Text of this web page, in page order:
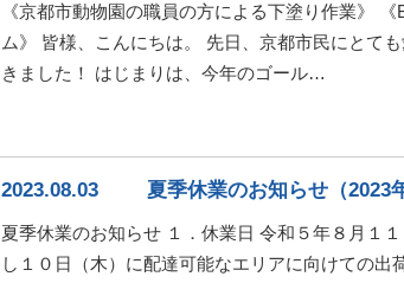
《京都市動物園の職員の方による下塗り作業》
ム》 皆様、こんにちは。 先日、京都市民にとて
きました！ はじまりは、今年のゴール…
2023.08.03 夏季休業のお知らせ（2023
夏季休業のお知らせ １．休業日 令和５年８月１
し１０日（木）に配達可能なエリアに向けての